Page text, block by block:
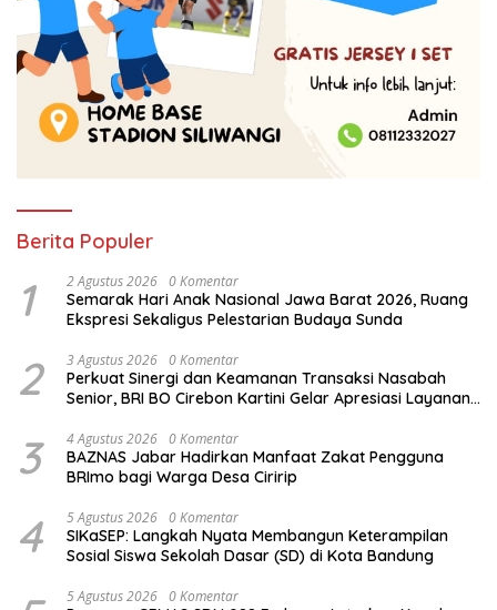
Berita Populer
1 2 Agustus 2026 0 Komentar
Semarak Hari Anak Nasional Jawa Barat 2026, Ruang
Ekspresi Sekaligus Pelestarian Budaya Sunda
2 3 Agustus 2026 0 Komentar
Perkuat Sinergi dan Keamanan Transaksi Nasabah
Senior, BRI BO Cirebon Kartini Gelar Apresiasi Layanan
3 4 Agustus 2026 0 Komentar
BAZNAS Jabar Hadirkan Manfaat Zakat Pengguna
BRImo bagi Warga Desa Ciririp
4 5 Agustus 2026 0 Komentar
SIKaSEP: Langkah Nyata Membangun Keterampilan
Sosial Siswa Sekolah Dasar (SD) di Kota Bandung
5 Agustus 2026 0 Komentar